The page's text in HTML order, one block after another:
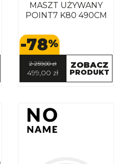
MASZT UŻYWANY
POINT7 K80 490CM
-78%
2 259,00 zł
499,00 zł
ZOBACZ
PRODUKT